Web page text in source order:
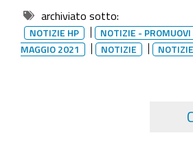
archiviato sotto:
NOTIZIE HP NOTIZIE - PROMUOVI
MAGGIO 2021
NOTIZIE